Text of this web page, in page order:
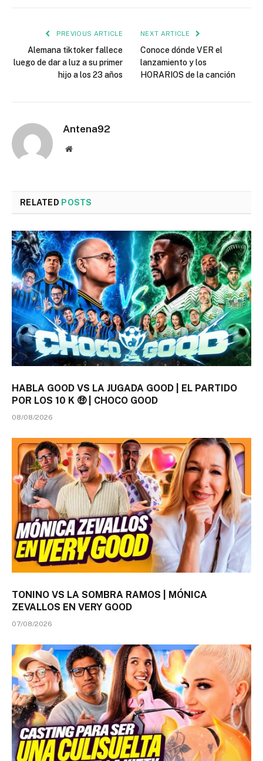
PREVIOUS ARTICLE
Alemana tiktoker fallece
luego de dar a luz a su primer
hijo a los 23 años
NEXT ARTICLE
Conoce dónde VER el
lanzamiento y los
HORARIOS de la canción
Antena92
Website
RELATED POSTS
HABLA GOOD VS LA JUGADA GOOD | EL PARTIDO
POR LOS 10 K 🤑 | CHOCO GOOD
08/08/2026
TONINO VS LA SOMBRA RAMOS | MÓNICA
ZEVALLOS EN VERY GOOD
07/08/2026